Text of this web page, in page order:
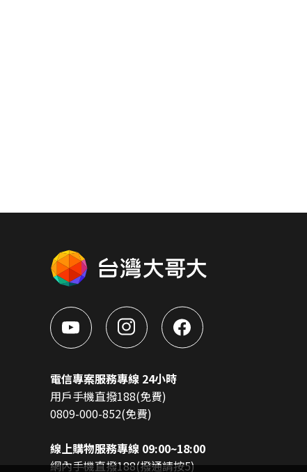
電信專案服務專線 24小時
用戶手機直撥188(免費)
0809-000-852(免費)
線上購物服務專線 09:00~18:00
網內手機直撥188(撥通請按5)